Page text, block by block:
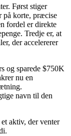
Først stiger
på korte, præcise
fordel er direkte
Tredje er, at
der accelererer
og sparede $750K
nu en
navn til den
aktiv, der venter